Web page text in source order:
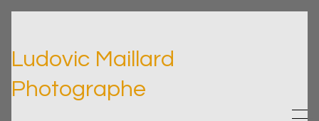
Ludovic Maillard
Photographe